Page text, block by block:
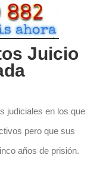
Juicio
judiciales en los que
pero que sus
años de prisión.